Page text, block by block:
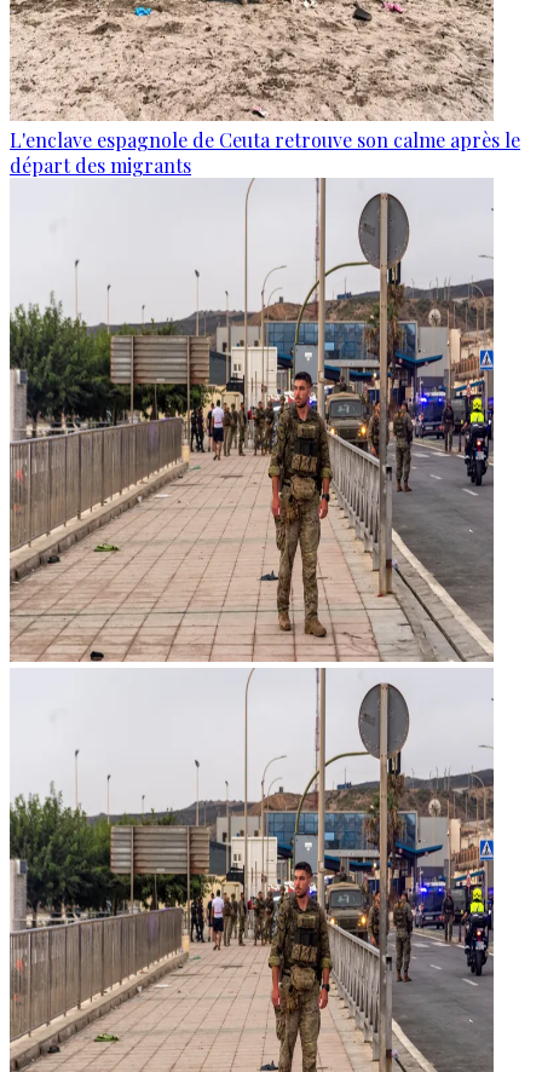
L'enclave espagnole de Ceuta retrouve son calme après le
départ des migrants